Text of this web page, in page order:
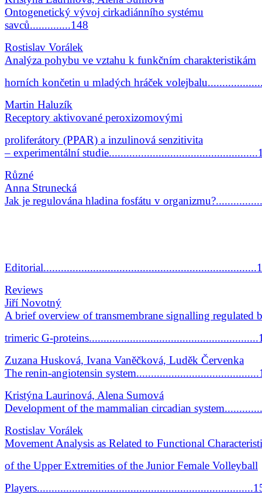
Ontogenetický vývoj cirkadiánního systému
savců..............148
Rostislav Vorálek
Analýza pohybu ve vztahu k funkčním charakteristikám
horních končetin u mladých hráček
Martin Haluzík
Receptory aktivované peroxizomovými
proliferátory (PPAR) a inzulinová senzitivita
– experimentální
Různé
Anna Strunecká
Jak je regulována hladina fosfátu v
Reviews
Jiří Novotný
A brief overview of transmembrane signalling regulated
trimeric G-
Zuzana Husková, Ivana Vaněčková, Luděk Červenka
The renin-angiotensin
Kristýna Laurinová, Alena Sumová
Development of the mammalian circadian
Rostislav Vorálek
Movement Analysis as Related to Functional
of the Upper Extremities of the Junior Female Volleyball